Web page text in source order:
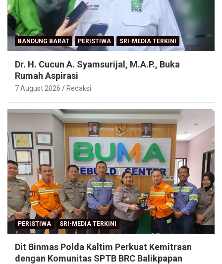
BANDUNG BARAT PERISTIWA SRI-MEDIA TERKINI
Dr. H. Cucun A. Syamsurijal, M.A.P., Buka
Rumah Aspirasi
7 August 2026 Redaksi
PERISTIWA SRI-MEDIA TERKINI
Dit Binmas Polda Kaltim Perkuat Kemitraan
dengan Komunitas SPTB BRC Balikpapan